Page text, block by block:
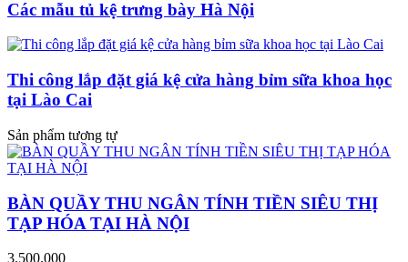
Các mẫu tủ kệ trưng bày Hà Nội
Thi công lắp đặt giá kệ cửa hàng bỉm sữa khoa học
tại Lào Cai
Sản phẩm tương tự
BÀN QUẦY THU NGÂN TÍNH TIỀN SIÊU THỊ
TẠP HÓA TẠI HÀ NỘI
3.500.000